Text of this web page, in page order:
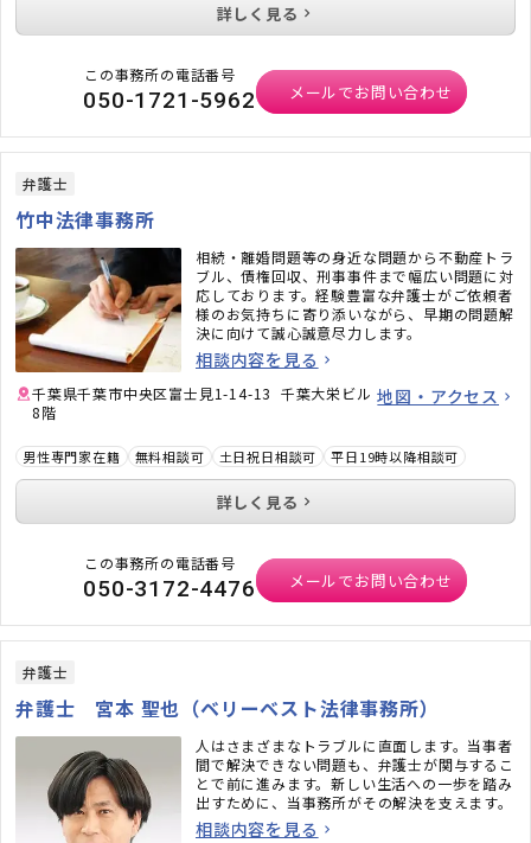
詳しく見る
この事務所の電話番号
050-1721-5962 メールでお問い合わせ
弁護士
竹中法律事務所
相続・離婚問題等の身近な問題から不動産トラ
ブル、債権回収、刑事事件まで幅広い問題に対
応しております。経験豊富な弁護士がご依頼者
様のお気持ちに寄り添いながら、早期の問題解
決に向けて誠心誠意尽力します。
相談内容を見る
千葉県千葉市中央区富士見1-14-13 千葉大栄ビル
8階
地図・アクセス
男性専門家在籍 無料相談可 土日祝日相談可 平日19時以降相談可
詳しく見る
この事務所の電話番号
050-3172-4476 メールでお問い合わせ
弁護士
弁護士 宮本 聖也（ベリーベスト法律事務所）
人はさまざまなトラブルに直面します。当事者
間で解決できない問題も、弁護士が関与するこ
とで前に進みます。新しい生活への一歩を踏み
出すために、当事務所がその解決を支えます。
相談内容を見る